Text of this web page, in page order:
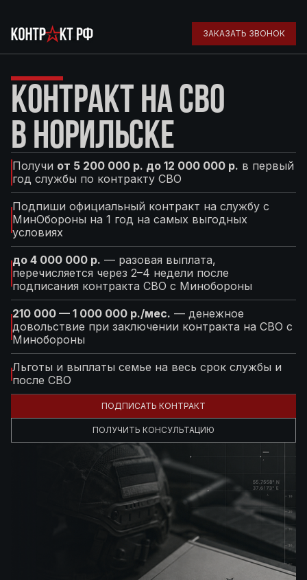
ЗАКАЗАТЬ ЗВОНОК
КОНТРАКТ НА СВО
В НОРИЛЬСКЕ
Получи от 5 200 000 р. до 12 000 000 р. в первый
год службы по контракту СВО
Подпиши официальный контракт на службу с
МинОбороны на 1 год на самых выгодных
условиях
до 4 000 000 р. — разовая выплата,
перечисляется через 2–4 недели после
подписания контракта СВО с Минобороны
210 000 — 1 000 000 р./мес. — денежное
довольствие при заключении контракта на СВО с
Минобороны
Льготы и выплаты семье на весь срок службы и
после СВО
ПОДПИСАТЬ КОНТРАКТ
ПОЛУЧИТЬ КОНСУЛЬТАЦИЮ